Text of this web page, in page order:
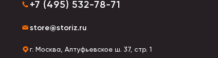
+7 (495) 532-78-71
store@storiz.ru
г. Москва, Алтуфьевское ш. 37, стр. 1